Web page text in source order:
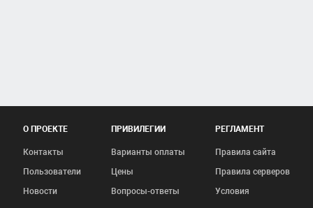
О ПРОЕКТЕ
Контакты
Пользователи
Новости
ПРИВИЛЕГИИ
Варианты оплаты
Цены
Вопросы-ответы
РЕГЛАМЕНТ
Правила сайта
Правила серверов
Условия